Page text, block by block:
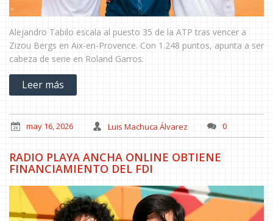
Alejandro Tabilo escala al puesto 35 de la ATP tras vencer a
Zizou Bergs en Aix-en-Provence. Con 1.248 puntos, apunta a ser
cabeza de serie en Roland Garros.
Leer más
may 16, 2026 Luis Machuca Álvarez 0
RADIO PLAYA ANCHA ONLINE OBTIENE
FINANCIAMIENTO DEL FDI